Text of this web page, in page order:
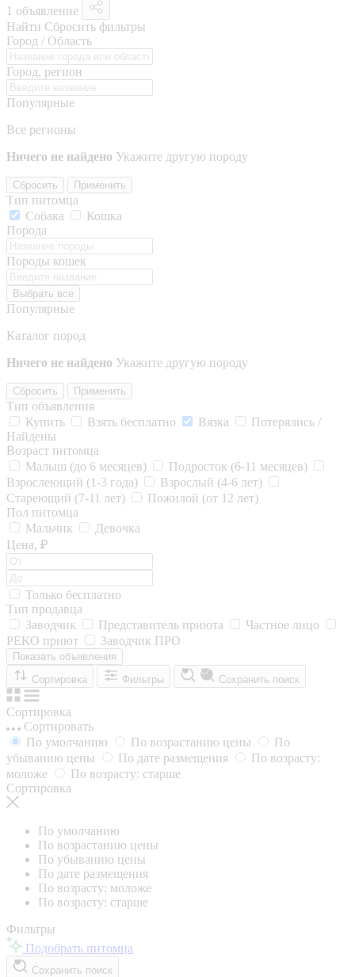
1 объявление
Найти Сбросить фильтры
Город / Область
Город, регион
Популярные
Все регионы
Ничего не найдено Укажите другую породу
Сбросить Применить
Тип питомца
Собака
Кошка
Порода
Породы кошек
Выбрать все
Популярные
Каталог пород
Ничего не найдено Укажите другую породу
Сбросить Применить
Тип объявления
Купить
Взять бесплатно Вязка
Потерялись /
Найдены
Возраст питомца
Малыш (до 6 месяцев)
Подросток (6-11 месяцев)
Взрослеющий (1-3 года)
Взрослый (4-6 лет)
Стареющий (7-11 лет)
Пожилой (от 12 лет)
Пол питомца
Мальчик
Девочка
Цена, ₽
Только бесплатно
Тип продавца
Заводчик
Представитель приюта
Частное лицо
РЕКО приют
Заводчик ПРО
Показать объявления
Сортировка
Фильтры Сохранить поиск
Сортировка
Сортировать
По умолчанию
По возрастанию цены
По
убыванию цены
По дате размещения
По возрасту:
моложе
По возрасту: старше
Сортировка
По умолчанию
По возрастанию цены
По убыванию цены
По дате размещения
По возрасту: моложе
По возрасту: старше
Фильтры
Подобрать питомца
Сохранить поиск